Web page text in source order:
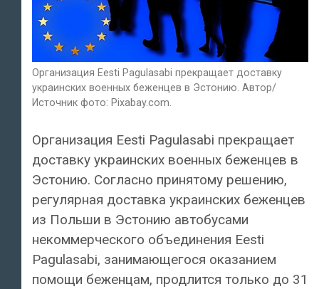
Организация Eesti Pagulasabi прекращает доставку
украинских военных беженцев в Эстонию. Автор/
Источник фото: Pixabay.com.
Организация Eesti Pagulasabi прекращает
доставку украинских военных беженцев в
Эстонию. Согласно принятому решению,
регулярная доставка украинских беженцев
из Польши в Эстонию автобусами
некоммерческого объединения Eesti
Pagulasabi, занимающегося оказанием
помощи беженцам, продлится только до 31